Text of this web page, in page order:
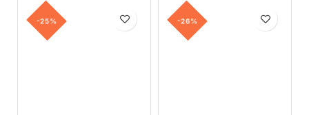
-25% -26%